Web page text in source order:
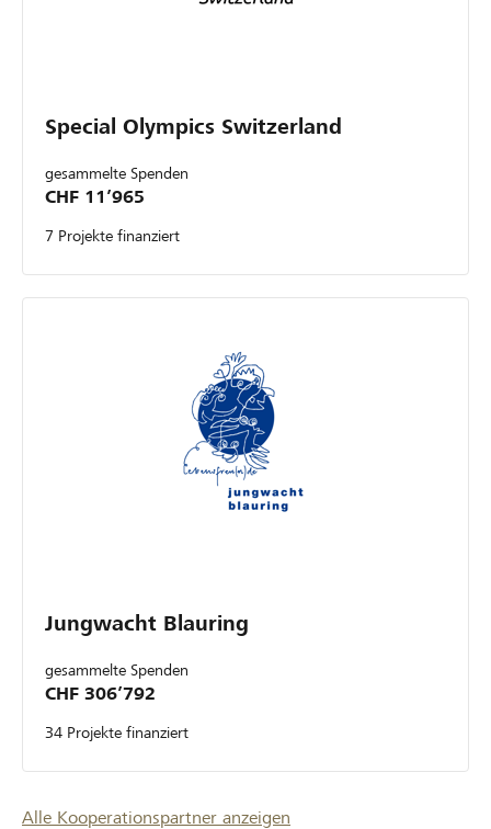
Special Olympics Switzerland
gesammelte Spenden
CHF 11’965
7 Projekte finanziert
Jungwacht Blauring
gesammelte Spenden
CHF 306’792
34 Projekte finanziert
Alle Kooperationspartner anzeigen